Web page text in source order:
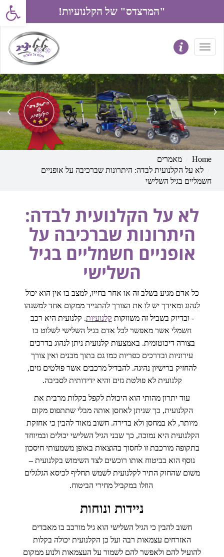
"המרצדס" של הקלנועיות! פתח
prev next
Home
מאמרים
לא על הקלנועית לבדה: היתרונות שברכיבה על אופניים
חשמליים בגיל השלישי
לא על הקלנועית לבדה:
היתרונות שברכיבה על
אופניים חשמליים בגיל
השלישי
כל אדם מגיע בשלב זה או אחר בחייו, למצב בו אין הוא יכול
לנהוג ומאידך יש לו את הצורך להתנייד ממקום אחד למשנהו
- ובדיוק בשביל זה משווקות קלנועיות. קלנועית היא רכב
חשמלי אשר מאפשר לכל אדם בגיל השלישי לשלוט בו
בצורה דיכוטומית. באמצעות קלנועית ניתן לנהוג בדרכים
עירוניות ובדרכים כפריות כמו גם בתוך מבנים ואין צורך
להחזיק ברישיון נהיגה. להבדיל מרכבים אשר פולטים גזים,
קלנועית לא פולטת גזים והיא ידידותית לסביבה.
עוד יתרון מהותי הוא היכולת לקפל בקלות מרבית את
הקלנועית, כך שניתן לאחסן אותה מבלי שתתפוס מקום
מיותר, לא במחסן ולא בדירה. חשוב מאוד להבין כי אחזקת
הקלנועית היא נמוכה, כך שבני הגיל השלישי יכולים ובמיוחד
בתקופה מורכבת זו לחסוך בהוצאות באופן משמעותי חיסכון
נוסף הוא בביטוח אותו רוכשים לצד השימוש בקלנועית –
משום שהחוק התיר לקלנועית לשמש תחליף לכיסא הגלגלים
הוזלו במקביל מחירי הביטוח.
ניידות ונוחות
חשוב להבין כי הגיל השלישי הוא גיל מורכב בו מאבדים
האזרחים עצמאות רבה ועל כן הקלנועית יכולה בקלות
להועיל להם ולאפשר להם לשמור על העצמאות ולנוע ממקום